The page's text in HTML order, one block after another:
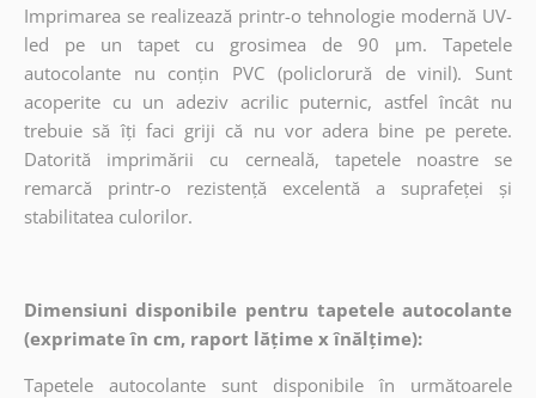
Imprimarea se realizează printr-o tehnologie modernă UV-
led pe un tapet cu grosimea de 90 µm. Tapetele
autocolante nu conțin PVC (policlorură de vinil). Sunt
acoperite cu un adeziv acrilic puternic, astfel încât nu
trebuie să îți faci griji că nu vor adera bine pe perete.
Datorită imprimării cu cerneală, tapetele noastre se
remarcă printr-o rezistență excelentă a suprafeței și
stabilitatea culorilor.
Dimensiuni disponibile pentru tapetele autocolante
(exprimate în cm, raport lățime x înălțime):
Tapetele autocolante sunt disponibile în următoarele